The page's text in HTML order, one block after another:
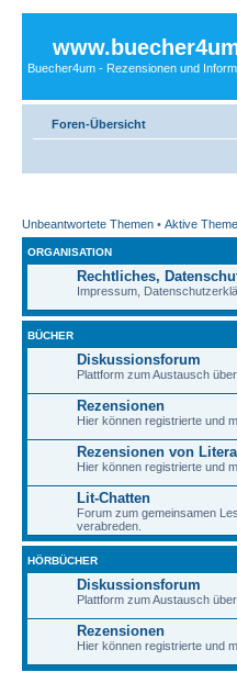
Buecher4um - Rezensionen und
Foren-Übersicht
Unbeantwortete Themen • Aktive
ORGANISATION
Rechtliches,
Impressum,
BÜCHER
Diskussionsforum
Plattform zum Austausch
Rezensionen
Hier können registrierte und
Rezensionen von
Hier können registrierte und
Lit-Chatten
Forum zum gemeinsamen
verabreden.
HÖRBÜCHER
Diskussionsforum
Plattform zum Austausch
Rezensionen
Hier können registrierte und